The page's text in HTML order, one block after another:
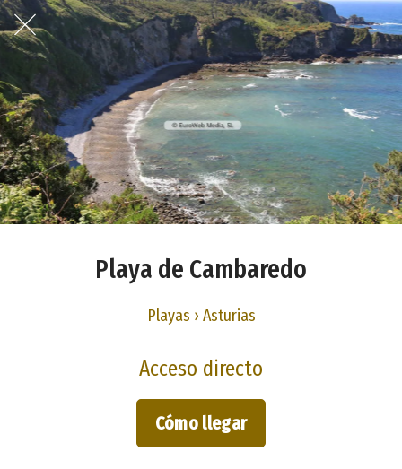
Playa de Cambaredo
Playas › Asturias
Acceso directo
Cómo llegar